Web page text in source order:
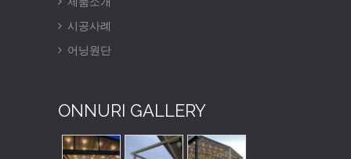
시공사례
어닝원단
ONNURI GALLERY